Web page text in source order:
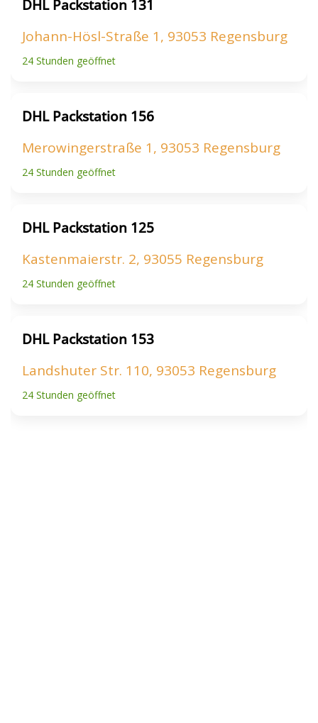
DHL Packstation 131
Johann-Hösl-Straße 1, 93053 Regensburg
24 Stunden geöffnet
DHL Packstation 156
Merowingerstraße 1, 93053 Regensburg
24 Stunden geöffnet
DHL Packstation 125
Kastenmaierstr. 2, 93055 Regensburg
24 Stunden geöffnet
DHL Packstation 153
Landshuter Str. 110, 93053 Regensburg
24 Stunden geöffnet